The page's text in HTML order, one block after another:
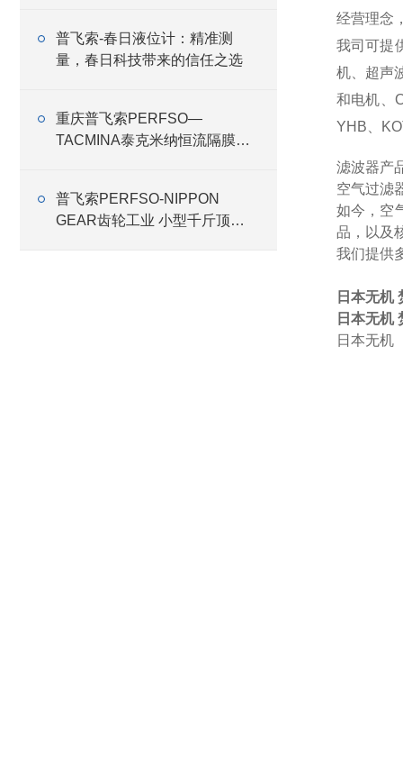
普飞索-春日液位计：精准测
量，春日科技带来的信任之选
重庆普飞索PERFSO—
TACMINA泰克米纳恒流隔膜
普飞索PERFSO-NIPPON
GEAR齿轮工业 小型千斤顶
经营理念
我司可提
机、超声
和电机、
YHB、
滤波器产
空气过滤
如今，空
品，以及
我们提供
日本无机
日本无机
日本无机